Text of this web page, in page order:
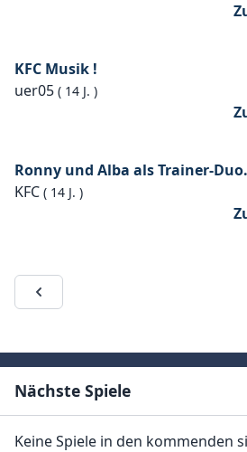
KFC Musik !
uer05 ( 14 J. )
Ronny und Alba als Trainer-
KFC ( 14 J. )
Nächste Spiele
Keine Spiele in den kommenden